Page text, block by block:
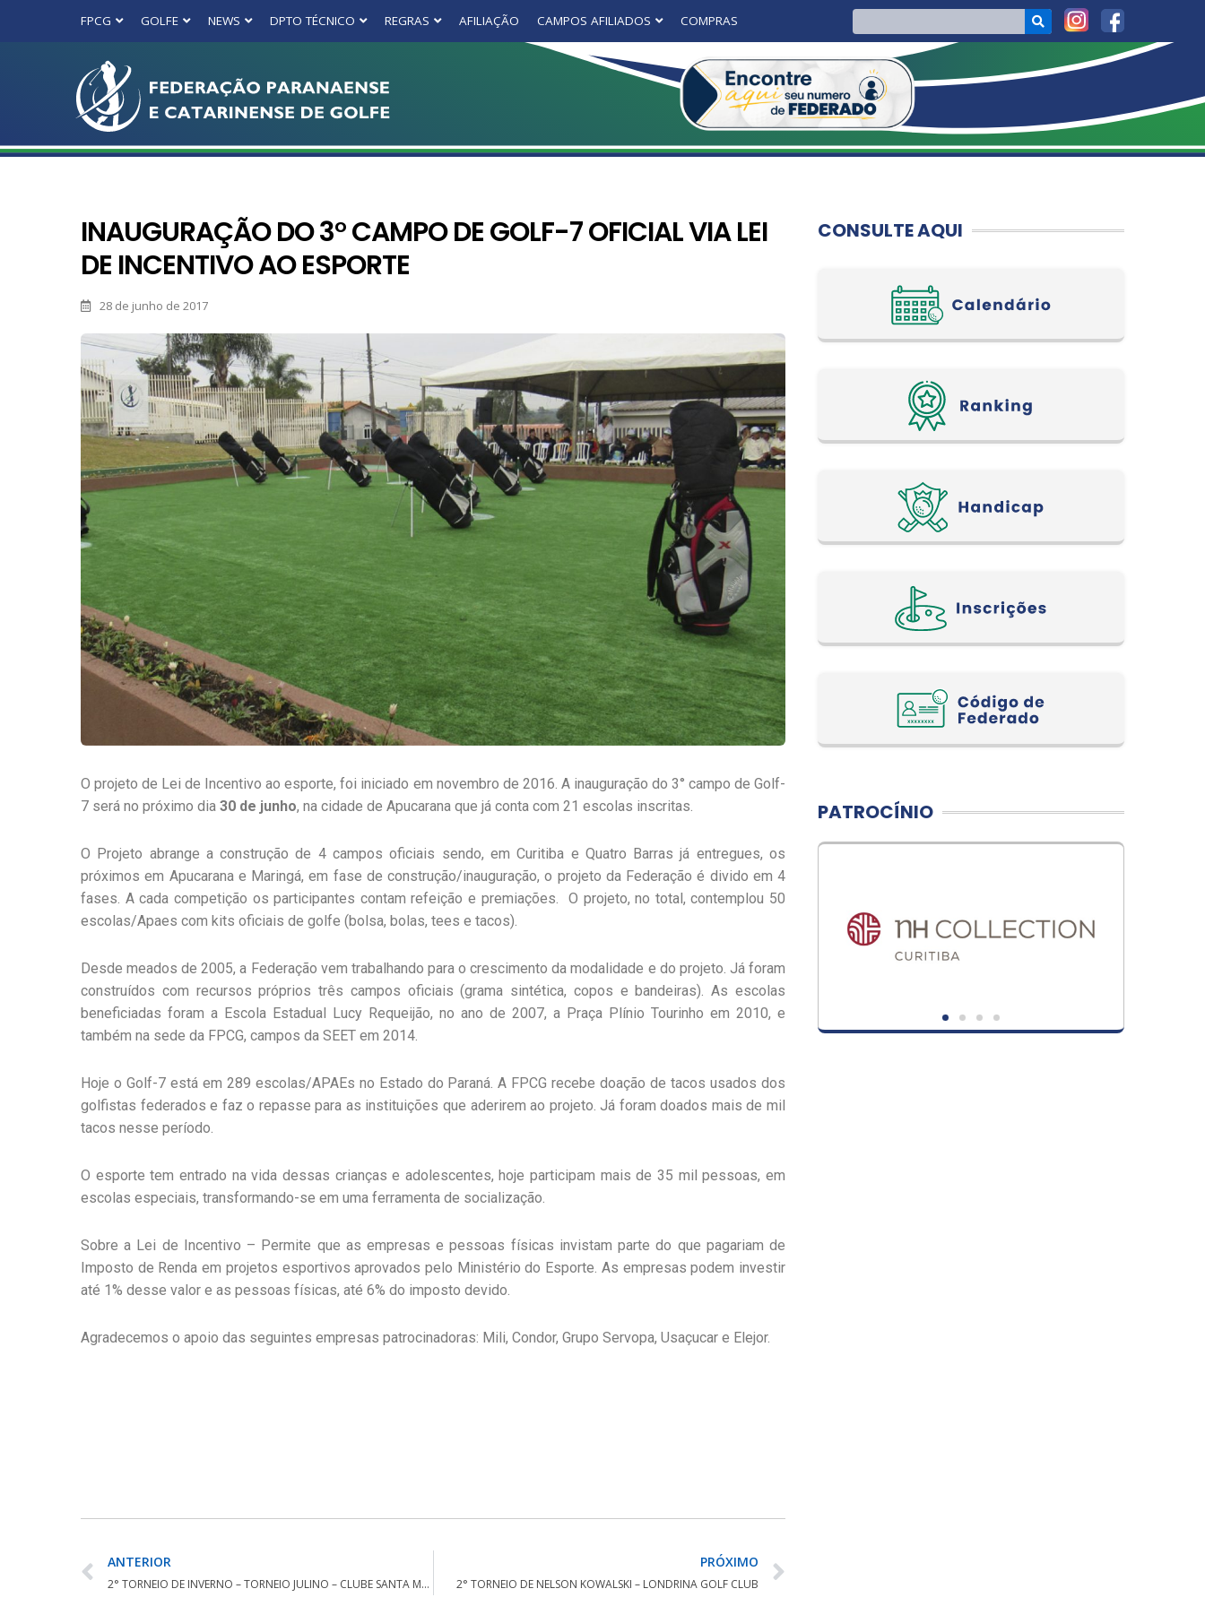
FPCG GOLFE NEWS DPTO TÉCNICO REGRAS AFILIAÇÃO CAMPOS AFILIADOS COMPRAS
INAUGURAÇÃO DO 3° CAMPO DE GOLF-7 OFICIAL VIA LEI
DE INCENTIVO AO ESPORTE
28 de junho de 2017
O projeto de Lei de Incentivo ao esporte, foi iniciado em novembro de 2016. A inauguração do 3° campo de Golf-
7 será no próximo dia 30 de junho, na cidade de Apucarana que já conta com 21 escolas inscritas.
O Projeto abrange a construção de 4 campos oficiais sendo, em Curitiba e Quatro Barras já entregues, os
próximos em Apucarana e Maringá, em fase de construção/inauguração, o projeto da Federação é divido em 4
fases. A cada competição os participantes contam refeição e premiações. O projeto, no total, contemplou 50
escolas/Apaes com kits oficiais de golfe (bolsa, bolas, tees e tacos).
Desde meados de 2005, a Federação vem trabalhando para o crescimento da modalidade e do projeto. Já foram
construídos com recursos próprios três campos oficiais (grama sintética, copos e bandeiras). As escolas
beneficiadas foram a Escola Estadual Lucy Requeijão, no ano de 2007, a Praça Plínio Tourinho em 2010, e
também na sede da FPCG, campos da SEET em 2014.
Hoje o Golf-7 está em 289 escolas/APAEs no Estado do Paraná. A FPCG recebe doação de tacos usados dos
golfistas federados e faz o repasse para as instituições que aderirem ao projeto. Já foram doados mais de mil
tacos nesse período.
O esporte tem entrado na vida dessas crianças e adolescentes, hoje participam mais de 35 mil pessoas, em
escolas especiais, transformando-se em uma ferramenta de socialização.
Sobre a Lei de Incentivo – Permite que as empresas e pessoas físicas invistam parte do que pagariam de
Imposto de Renda em projetos esportivos aprovados pelo Ministério do Esporte. As empresas podem investir
até 1% desse valor e as pessoas físicas, até 6% do imposto devido.
Agradecemos o apoio das seguintes empresas patrocinadoras: Mili, Condor, Grupo Servopa, Usaçucar e Elejor.
ANTERIOR
2° TORNEIO DE INVERNO – TORNEIO JULINO – CLUBE SANTA MÔNICA
PRÓXIMO
2° TORNEIO DE NELSON KOWALSKI – LONDRINA GOLF CLUB
CONSULTE AQUI
PATROCÍNIO